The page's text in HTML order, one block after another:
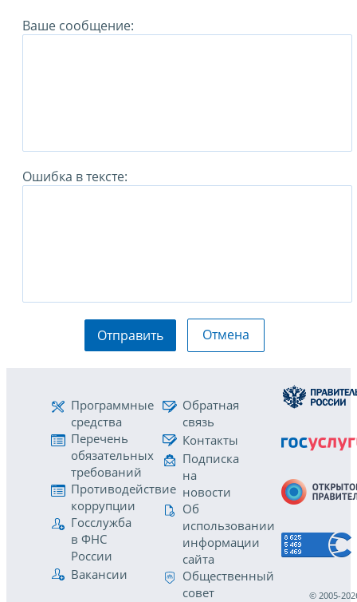
Ваше сообщение:
Ошибка в тексте:
Отправить Отмена
Программные
средства
Перечень
обязательных
требований
Противодействие
коррупции
Госслужба
в ФНС
России
Вакансии
Обратная
связь
Контакты
Подписка
на
новости
Об
использовании
информации
сайта
Общественный
совет
© 2005-